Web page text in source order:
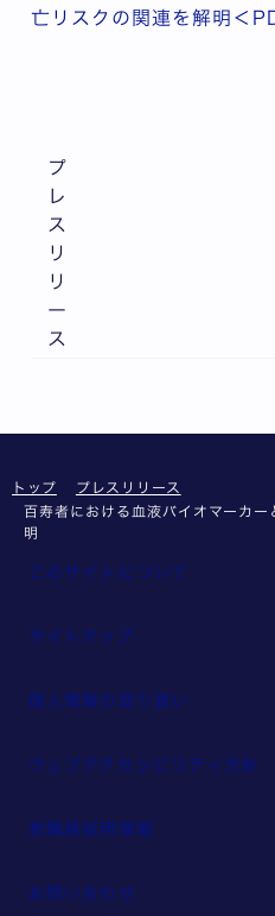
亡リスクの関連を解明＜
プ
レ
ス
リ
リ
ー
ス
トップ
プレスリリース
百寿者における血液バイオマーカ
明
このサイトについて
サイトマップ
個人情報の取り扱い
ウェブアクセシビリティ方針
教職員採用情報
お問い合わせ